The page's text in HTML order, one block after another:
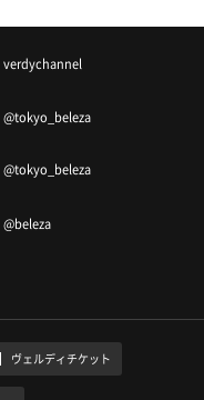
verdychannel
@tokyo_beleza
@tokyo_beleza
@beleza
ヴェルディチケット